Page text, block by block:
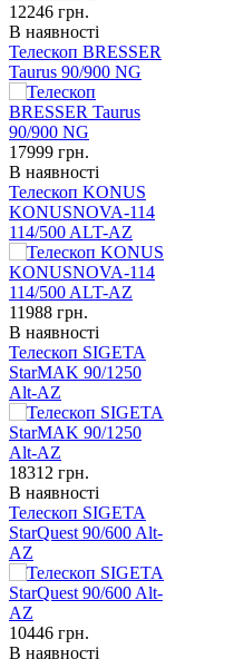
12246 грн.
В наявності
Телескоп BRESSER
Taurus 90/900 NG
17999 грн.
В наявності
Телескоп KONUS
KONUSNOVA-114
114/500 ALT-AZ
11988 грн.
В наявності
Телескоп SIGETA
StarMAK 90/1250
Alt-AZ
18312 грн.
В наявності
Телескоп SIGETA
StarQuest 90/600 Alt-
AZ
10446 грн.
В наявності